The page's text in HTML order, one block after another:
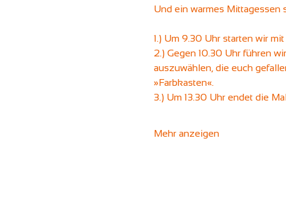
Und ein warmes Mittagessen
1.) Um 9.30 Uhr starten wir
2.) Gegen 10.30 Uhr führen
auszuwählen, die euch
»Farbkasten«.
3.) Um 13.30 Uhr endet die
Mehr anzeigen